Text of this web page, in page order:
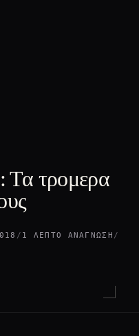
Τα τρομερα
/ 1 ΛΕΠΤΌ ΑΝΆΓΝΩΣΗ /